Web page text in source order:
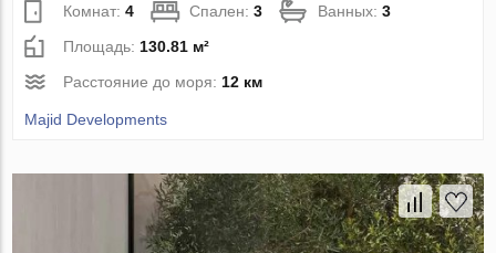
Комнат:4 Спален:3 Ванных:3
Площадь: 130.81 м²
Расстояние до моря: 12 км
Majid Developments